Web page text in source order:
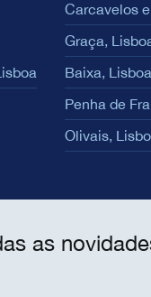
Carcavelos
Graça,
Baixa, Lisboa
Penha de
Olivais,
as